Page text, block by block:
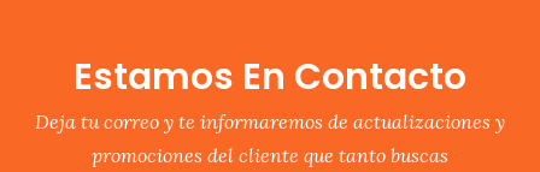
Estamos En Contacto
Deja tu correo y te informaremos de actualizaciones y
promociones del cliente que tanto buscas